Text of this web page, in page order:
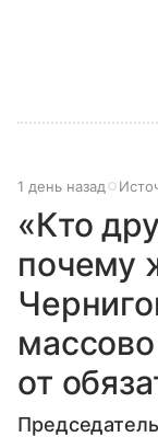
1 день назад
«Кто
почему
от